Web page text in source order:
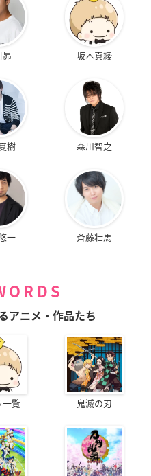
昴 坂本真綾
樹 森川智之
一 斉藤壮馬
アニメ・作品たち
一覧 鬼滅の刃